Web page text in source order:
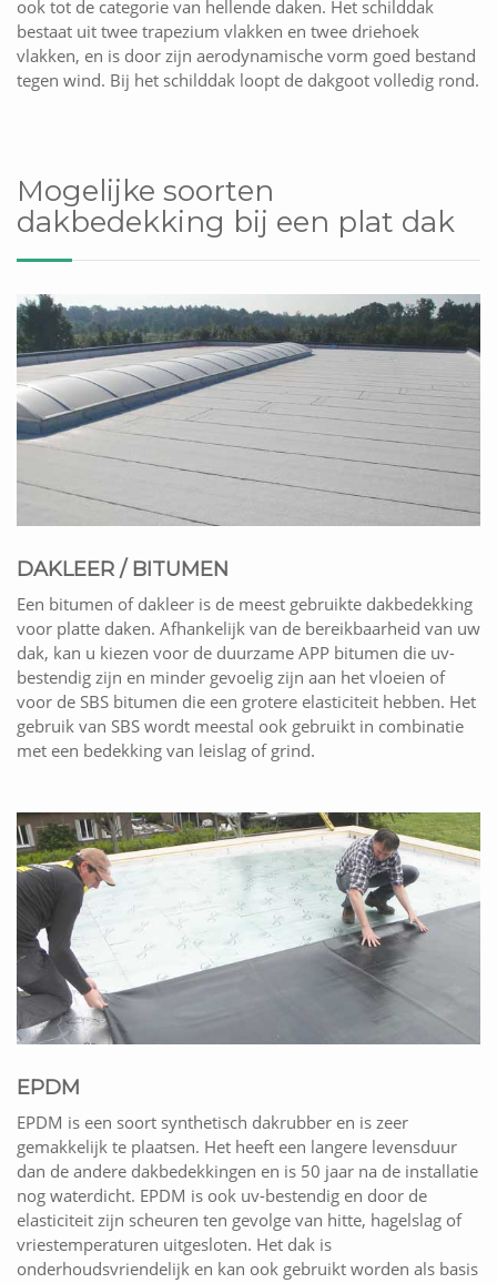
ook tot de categorie van hellende daken. Het schilddak
bestaat uit twee trapezium vlakken en twee driehoek
vlakken, en is door zijn aerodynamische vorm goed bestand
tegen wind. Bij het schilddak loopt de dakgoot volledig rond.
Mogelijke soorten
dakbedekking bij een plat dak
DAKLEER / BITUMEN
Een bitumen of dakleer is de meest gebruikte dakbedekking
voor platte daken. Afhankelijk van de bereikbaarheid van uw
dak, kan u kiezen voor de duurzame APP bitumen die uv-
bestendig zijn en minder gevoelig zijn aan het vloeien of
voor de SBS bitumen die een grotere elasticiteit hebben. Het
gebruik van SBS wordt meestal ook gebruikt in combinatie
met een bedekking van leislag of grind.
EPDM
EPDM is een soort synthetisch dakrubber en is zeer
gemakkelijk te plaatsen. Het heeft een langere levensduur
dan de andere dakbedekkingen en is 50 jaar na de installatie
nog waterdicht. EPDM is ook uv-bestendig en door de
elasticiteit zijn scheuren ten gevolge van hitte, hagelslag of
vriestemperaturen uitgesloten. Het dak is
onderhoudsvriendelijk en kan ook gebruikt worden als basis